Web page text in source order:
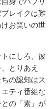
レイクは難
お笑いの世
にしろ、彼
とりあえ
の認知はス
ティ番組な
の「素」が